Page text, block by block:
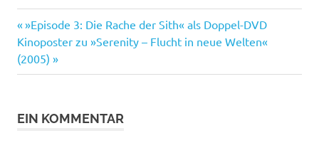
Joss
Whedon
Serenity
Beitragsnavigation
Vorheriger
Beitrag:
»Episode 3: Die Rache der Sith« als Doppel-DVD
Nächster
Beitrag:
Kinoposter zu »Serenity – Flucht in neue Welten«
(2005)
EIN KOMMENTAR